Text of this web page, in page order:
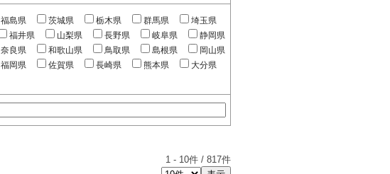
福島県 茨城県 栃木県 群馬県
埼玉県
福井県 山梨県 長野県 岐阜県
静岡県
奈良県 和歌山県 鳥取県 島根県
岡山県
福岡県 佐賀県 長崎県 熊本県
大分県
1- 10件 / 817件